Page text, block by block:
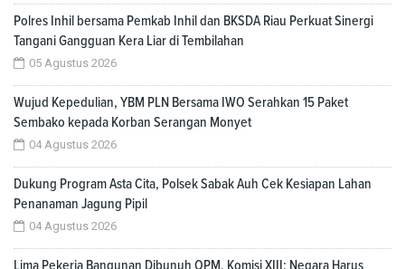
Polres Inhil bersama Pemkab Inhil dan BKSDA Riau Perkuat Sinergi
Tangani Gangguan Kera Liar di Tembilahan
05 Agustus 2026
Wujud Kepedulian, YBM PLN Bersama IWO Serahkan 15 Paket
Sembako kepada Korban Serangan Monyet
04 Agustus 2026
Dukung Program Asta Cita, Polsek Sabak Auh Cek Kesiapan Lahan
Penanaman Jagung Pipil
04 Agustus 2026
Lima Pekerja Bangunan Dibunuh OPM, Komisi XIII: Negara Harus